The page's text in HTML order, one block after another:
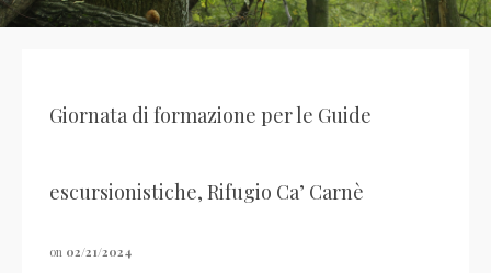
Giornata di formazione per le Guide
escursionistiche, Rifugio Ca’ Carnè
on 02/21/2024